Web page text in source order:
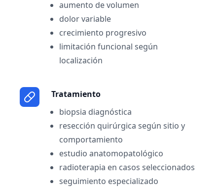
aumento de volumen
dolor variable
crecimiento progresivo
limitación funcional según
localización
Tratamiento
biopsia diagnóstica
resección quirúrgica según sitio y
comportamiento
estudio anatomopatológico
radioterapia en casos seleccionados
seguimiento especializado